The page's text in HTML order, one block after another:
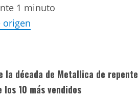
1 minuto
origen
la década de Metallica de
10 más vendidos